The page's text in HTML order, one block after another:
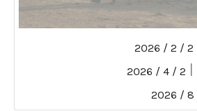
2 / 2 / 2026
2 / 4 / 2026